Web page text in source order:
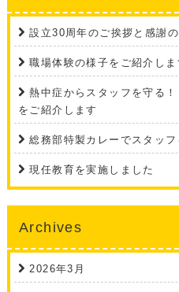
設立30周年のご挨拶と感謝
職場体験の様子をご紹介しま
熱中症からスタッフを守る
をご紹介します
総務部特製カレーでスタッ
現任教育を実施しました
Archives
2026年3月